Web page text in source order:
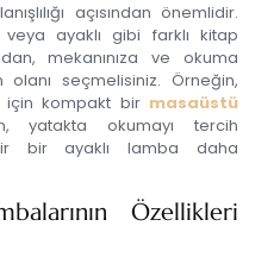
açısından önemlidir.
ayaklı gibi farklı kitap
mekanınıza ve okuma
olanı seçmelisiniz. Örneğin,
için kompakt bir masaüstü
yatakta okumayı tercih
bir ayaklı lamba daha
Özellikleri